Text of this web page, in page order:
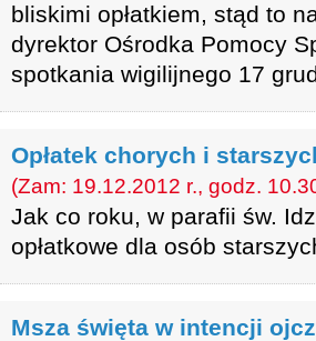
bliskimi opłatkiem, stąd to
dyrektor Ośrodka Pomocy
spotkania wigilijnego 17
Opłatek chorych i
(Zam: 19.12.2012 r., godz.
Jak co roku, w parafii św.
opłatkowe dla osób
Msza święta w intencji